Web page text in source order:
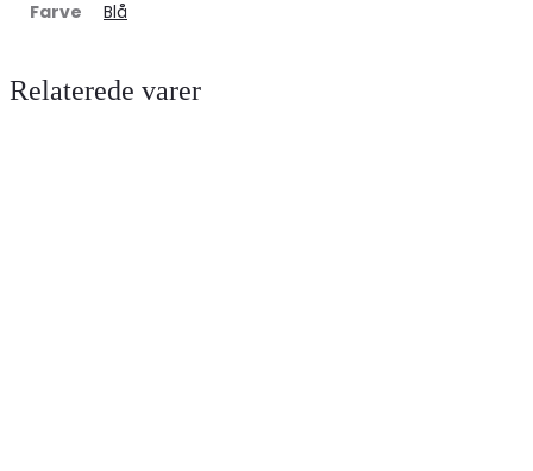
Farve Blå
Relaterede varer